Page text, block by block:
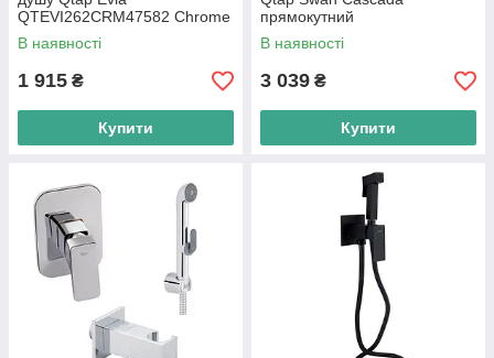
QTEVI262CRM47582 Chrome
В наявності
1 915 ₴
Купити
прямокутний
QTSWA262CRM45567
Chrome
В наявності
3 039 ₴
Купити